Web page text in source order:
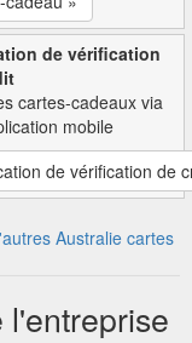
de vérification
cartes-cadeaux via
mobile
de vérification de
Australie cartes
l'entreprise